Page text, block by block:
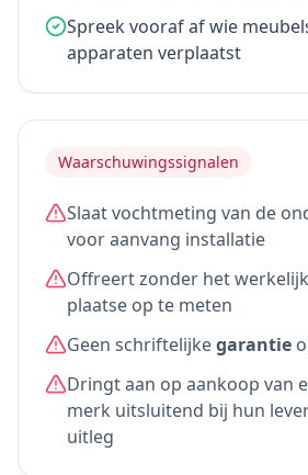
Spreek vooraf af wie
apparaten verplaatst
Waarschuwingssignalen
Slaat vochtmeting van de
voor aanvang installatie
Offreert zonder het
plaatse op te meten
Geen schriftelijkegarantie
Dringt aan op aankoop van
merk uitsluitend bij hun
uitleg